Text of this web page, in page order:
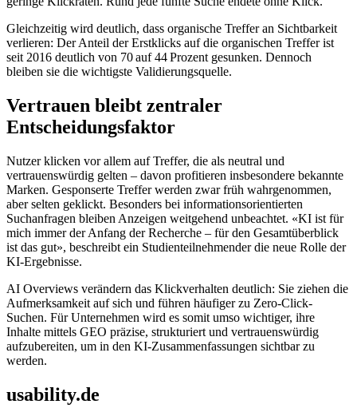
Gleichzeitig wird deutlich, dass organische Treffer an Sichtbarkeit
verlieren: Der Anteil der Erstklicks auf die organischen Treffer ist
seit 2016 deutlich von 70 auf 44 Prozent gesunken. Dennoch
bleiben sie die wichtigste Validierungsquelle.
Vertrauen bleibt zentraler
Entscheidungsfaktor
Nutzer klicken vor allem auf Treffer, die als neutral und
vertrauenswürdig gelten – davon profitieren insbesondere bekannte
Marken. Gesponserte Treffer werden zwar früh wahrgenommen,
aber selten geklickt. Besonders bei informationsorientierten
Suchanfragen bleiben Anzeigen weitgehend unbeachtet. «KI ist für
mich immer der Anfang der Recherche – für den Gesamtüberblick
ist das gut», beschreibt ein Studienteilnehmender die neue Rolle der
KI-Ergebnisse.
AI Overviews verändern das Klickverhalten deutlich: Sie ziehen die
Aufmerksamkeit auf sich und führen häufiger zu Zero-Click-
Suchen. Für Unternehmen wird es somit umso wichtiger, ihre
Inhalte mittels GEO präzise, strukturiert und vertrauenswürdig
aufzubereiten, um in den KI-Zusammenfassungen sichtbar zu
werden.
usability.de